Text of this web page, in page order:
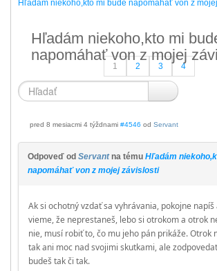
Hľadám niekoho,kto mi bude napomáhať von z
Hľadám niekoho,kto mi
napomáhať von z mojej
1 2 3 4
pred 8 mesiacmi 4 týždnami #4546 od Servant
Odpoveď od Servantna tému Hľadám
napomáhať von z mojej závislosti
Ak si ochotný vzdať sa vyhrávania, pokojne napíš
vieme, že neprestaneš, lebo si otrokom a otrok
nie, musí robiť to, čo mu jeho pán prikáže. Otrok
tak ani moc nad svojimi skutkami, ale
budeš tak či tak.